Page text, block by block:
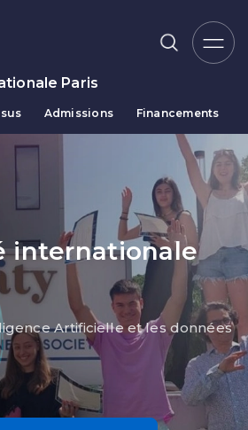
Paris
Admissions Financements
internationale
Artificielle et les données